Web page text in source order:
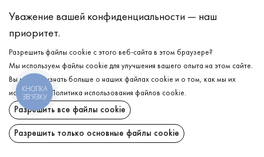
Уважение вашей конфиденциальности — наш
приоритет.
Разрешить файлы cookie с этого веб-сайта в этом браузере?
Мы используем файлы cookie для улучшения вашего опыта на этом сайте.
Вы можете узнать больше о наших файлах cookie и о том, как мы их
используем.
Политика использования файлов cookie.
Разрешить все файлы cookie
Разрешить только основные файлы cookie
КНОПКА
ЗВ'ЯЗКУ